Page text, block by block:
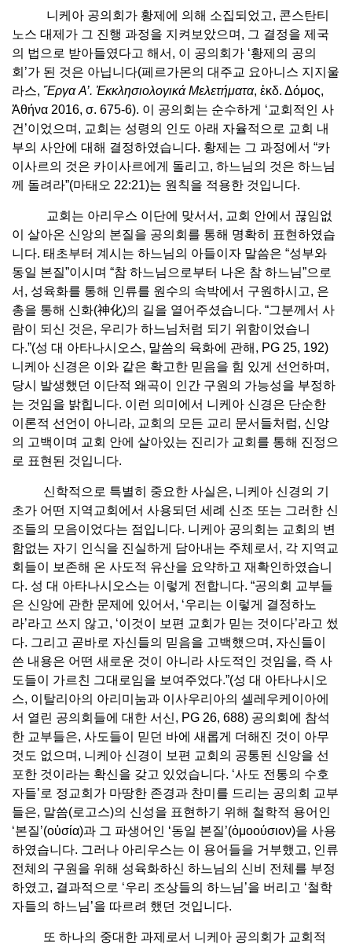
니케아 공의회가 황제에 의해 소집되었고, 콘스탄티
노스 대제가 그 진행 과정을 지켜보았으며, 그 결정을 제국
의 법으로 받아들였다고 해서, 이 공의회가 ‘황제의 공의
회’가 된 것은 아닙니다(페르가몬의 대주교 요아니스 지지울
라스, Ἔργα Α’. Ἐκκλησιολογικά Μελετήματα, ἐκδ. Δόμος,
Ἀθήνα 2016, σ. 675-6). 이 공의회는 순수하게 ‘교회적인 사
건’이었으며, 교회는 성령의 인도 아래 자율적으로 교회 내
부의 사안에 대해 결정하였습니다. 황제는 그 과정에서 “카
이사르의 것은 카이사르에게 돌리고, 하느님의 것은 하느님
께 돌려라”(마태오 22:21)는 원칙을 적용한 것입니다.
교회는 아리우스 이단에 맞서서, 교회 안에서 끊임없
이 살아온 신앙의 본질을 공의회를 통해 명확히 표현하였습
니다. 태초부터 계시는 하느님의 아들이자 말씀은 “성부와
동일 본질”이시며 “참 하느님으로부터 나온 참 하느님”으로
서, 성육화를 통해 인류를 원수의 속박에서 구원하시고, 은
총을 통해 신화(神化)의 길을 열어주셨습니다. “그분께서 사
람이 되신 것은, 우리가 하느님처럼 되기 위함이었습니
다.”(성 대 아타나시오스, 말씀의 육화에 관해, PG 25, 192)
니케아 신경은 이와 같은 확고한 믿음을 힘 있게 선언하며,
당시 발생했던 이단적 왜곡이 인간 구원의 가능성을 부정하
는 것임을 밝힙니다. 이런 의미에서 니케아 신경은 단순한
이론적 선언이 아니라, 교회의 모든 교리 문서들처럼, 신앙
의 고백이며 교회 안에 살아있는 진리가 교회를 통해 진정으
로 표현된 것입니다.
신학적으로 특별히 중요한 사실은, 니케아 신경의 기
초가 어떤 지역교회에서 사용되던 세례 신조 또는 그러한 신
조들의 모음이었다는 점입니다. 니케아 공의회는 교회의 변
함없는 자기 인식을 진실하게 담아내는 주체로서, 각 지역교
회들이 보존해 온 사도적 유산을 요약하고 재확인하였습니
다. 성 대 아타나시오스는 이렇게 전합니다. “공의회 교부들
은 신앙에 관한 문제에 있어서, ‘우리는 이렇게 결정하노
라’라고 쓰지 않고, ‘이것이 보편 교회가 믿는 것이다’라고 썼
다. 그리고 곧바로 자신들의 믿음을 고백했으며, 자신들이
쓴 내용은 어떤 새로운 것이 아니라 사도적인 것임을, 즉 사
도들이 가르친 그대로임을 보여주었다.”(성 대 아타나시오
스, 이탈리아의 아리미눔과 이사우리아의 셀레우케이아에
서 열린 공의회들에 대한 서신, PG 26, 688) 공의회에 참석
한 교부들은, 사도들이 믿던 바에 새롭게 더해진 것이 아무
것도 없으며, 니케아 신경이 보편 교회의 공통된 신앙을 선
포한 것이라는 확신을 갖고 있었습니다. ‘사도 전통의 수호
자들’로 정교회가 마땅한 존경과 찬미를 드리는 공의회 교부
들은, 말씀(로고스)의 신성을 표현하기 위해 철학적 용어인
‘본질’(οὐσία)과 그 파생어인 ‘동일 본질’(ὁμοούσιον)을 사용
하였습니다. 그러나 아리우스는 이 용어들을 거부했고, 인류
전체의 구원을 위해 성육화하신 하느님의 신비 전체를 부정
하였고, 결과적으로 ‘우리 조상들의 하느님’을 버리고 ‘철학
자들의 하느님’을 따르려 했던 것입니다.
또 하나의 중대한 과제로서 니케아 공의회가 교회적